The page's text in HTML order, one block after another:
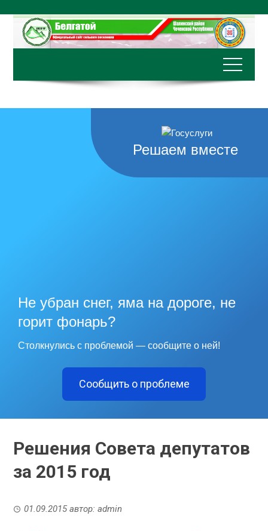
содержимому
Решаем вместе
Не убран снег, яма на дороге, не
горит фонарь?
Столкнулись с проблемой — сообщите о ней!
Сообщить о проблеме
Решения Совета депутатов
за 2015 год
01.09.2015автор:admin